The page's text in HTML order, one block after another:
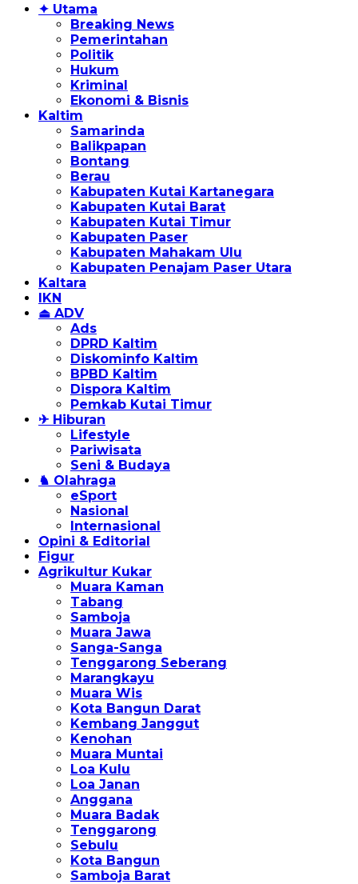
✦ Utama
Breaking News
Pemerintahan
Politik
Hukum
Kriminal
Ekonomi & Bisnis
Kaltim
Samarinda
Balikpapan
Bontang
Berau
Kabupaten Kutai Kartanegara
Kabupaten Kutai Barat
Kabupaten Kutai Timur
Kabupaten Paser
Kabupaten Mahakam Ulu
Kabupaten Penajam Paser Utara
Kaltara
IKN
⏏ ADV
Ads
DPRD Kaltim
Diskominfo Kaltim
BPBD Kaltim
Dispora Kaltim
Pemkab Kutai Timur
✈ Hiburan
Lifestyle
Pariwisata
Seni & Budaya
♞ Olahraga
eSport
Nasional
Internasional
Opini & Editorial
Figur
Agrikultur Kukar
Muara Kaman
Tabang
Samboja
Muara Jawa
Sanga-Sanga
Tenggarong Seberang
Marangkayu
Muara Wis
Kota Bangun Darat
Kembang Janggut
Kenohan
Muara Muntai
Loa Kulu
Loa Janan
Anggana
Muara Badak
Tenggarong
Sebulu
Kota Bangun
Samboja Barat